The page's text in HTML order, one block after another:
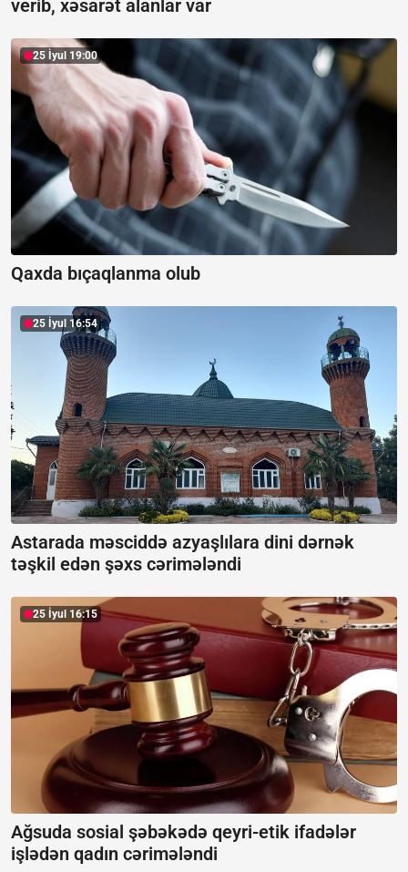
verib, xəsarət alanlar var
25 İyul 19:00
Qaxda bıçaqlanma olub
25 İyul 16:54
Astarada məsciddə azyaşlılara dini dərnək
təşkil edən şəxs cərimələndi
25 İyul 16:15
Ağsuda sosial şəbəkədə qeyri-etik ifadələr
işlədən qadın cərimələndi